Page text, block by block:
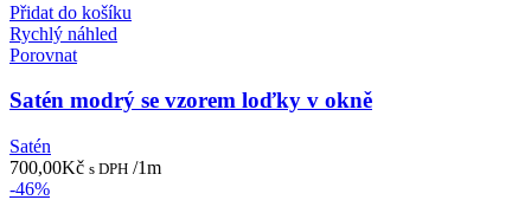
Přidat do košíku
Rychlý náhled
Porovnat
Satén modrý se vzorem loďky v okně
Satén
700,00Kč s DPH /1m
-46%